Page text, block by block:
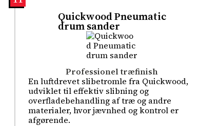
Professionel træfinish
Quickwood Pneumatic
drum sander
En luftdrevet slibetromle fra Quickwood,
udviklet til effektiv slibning og
overfladebehandling af træ og andre
materialer, hvor jævnhed og kontrol er
afgørende.